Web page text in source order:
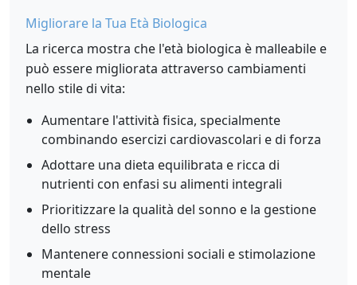
Migliorare la Tua Età Biologica
La ricerca mostra che l'età biologica è malleabile e
può essere migliorata attraverso cambiamenti
nello stile di vita:
Aumentare l'attività fisica, specialmente
combinando esercizi cardiovascolari e di forza
Adottare una dieta equilibrata e ricca di
nutrienti con enfasi su alimenti integrali
Prioritizzare la qualità del sonno e la gestione
dello stress
Mantenere connessioni sociali e stimolazione
mentale